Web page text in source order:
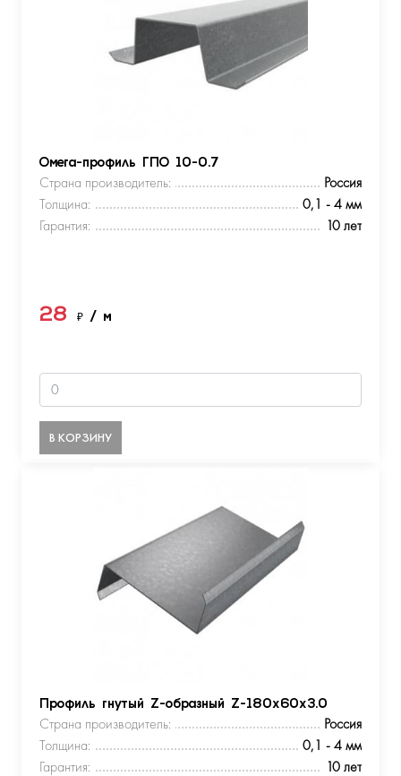
Омега-профиль ГПО 10-0.7
Страна производитель:
Россия
Толщина:
0,1 - 4 мм
Гарантия:
10 лет
28 ₽ / м
В КОРЗИНУ
Профиль гнутый Z-образный Z-180х60х3.0
Страна производитель:
Россия
Толщина:
0,1 - 4 мм
Гарантия:
10 лет